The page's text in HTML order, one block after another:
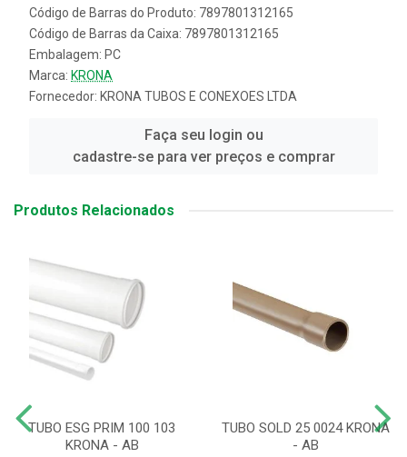
Código de Barras do Produto: 7897801312165
Código de Barras da Caixa: 7897801312165
Embalagem: PC
Marca: KRONA
Fornecedor: KRONA TUBOS E CONEXOES LTDA
Faça seu login ou
cadastre-se para ver preços e comprar
Produtos Relacionados
TUBO ESG PRIM 100 103
KRONA - AB
TUBO SOLD 25 0024 KRONA
- AB